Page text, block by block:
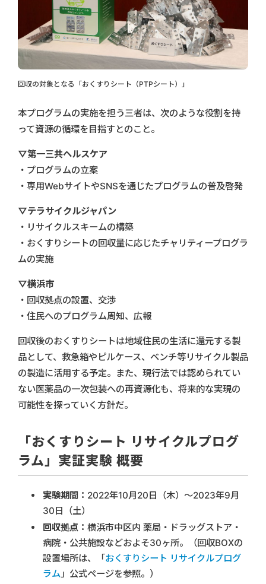
回収の対象となる「おくすりシート（PTPシート）」
本プログラムの実施を担う三者は、次のような役割を持
って資源の循環を目指すとのこと。
▽第一三共ヘルスケア
・プログラムの立案
・専用WebサイトやSNSを通じたプログラムの普及啓発
▽テラサイクルジャパン
・リサイクルスキームの構築
・おくすりシートの回収量に応じたチャリティープログラ
ムの実施
▽横浜市
・回収拠点の設置、交渉
・住民へのプログラム周知、広報
回収後のおくすりシートは地域住民の生活に還元する製
品として、救急箱やピルケース、ベンチ等リサイクル製品
の製造に活用する予定。また、現行法では認められてい
ない医薬品の一次包装への再資源化も、将来的な実現の
可能性を探っていく方針だ。
「おくすりシート リサイクルプログ
ラム」実証実験 概要
実験期間： 2022年10月20日（木）〜2023年9月
30日（土）
回収拠点： 横浜市中区内 薬局・ドラッグストア・
病院・公共施設などおよそ30ヶ所。（回収BOXの
設置場所は、「おくすりシート リサイクルプログ
ラム」公式ページを参照。）